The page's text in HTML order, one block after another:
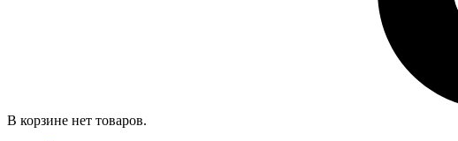
В корзине нет товаров.